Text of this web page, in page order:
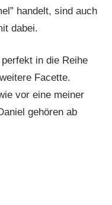
handelt, sind auch
dabei.
in die Reihe
Facette.
vor eine meiner
gehören ab